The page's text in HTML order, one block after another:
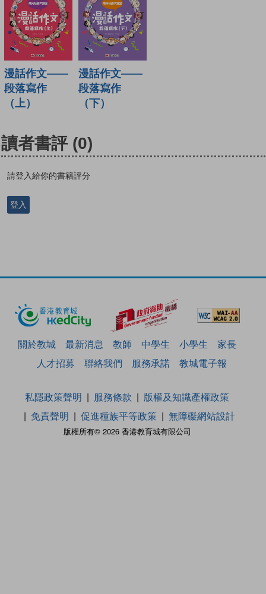
漫話作文——
段落寫作
（上）
漫話作文——
段落寫作
（下）
讀者書評 (0)
請登入給你的書籍評分
登入
關於教城 最新消息 教師 中學生 小學生
家長
人才招募
聯絡我們 服務承諾 教城電子報
版權所有© 2026 香港教育城有限公司
私隱政策聲明 服務條款
版權及知識產權政策
免責聲明
促進種族平等政策 無障礙網站設計